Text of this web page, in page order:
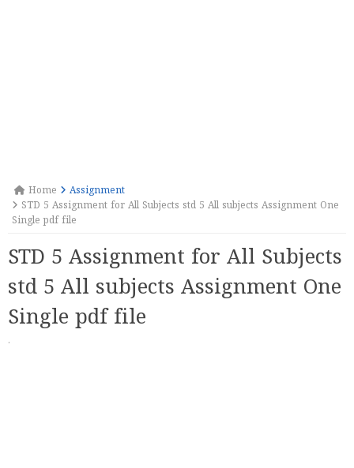
Home
Assignment
STD 5 Assignment for All Subjects std 5 All subjects Assignment One
Single pdf file
STD 5 Assignment for All Subjects
std 5 All subjects Assignment One
Single pdf file
·